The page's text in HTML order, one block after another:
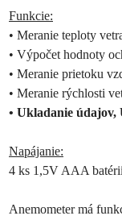
Funkcie:
• Meranie teploty
• Výpočet hodnoty
• Meranie prietoku
• Meranie rýchlosti
• Ukladanie
Napájanie:
4 ks 1,5V AAA
Anemometer má